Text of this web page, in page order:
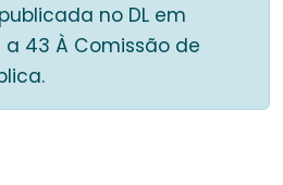
no DL em
a 43 À Comissão de